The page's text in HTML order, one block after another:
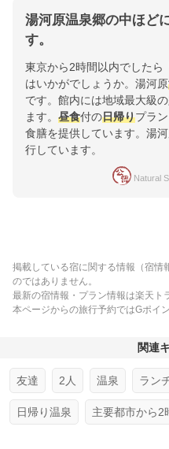
湯河原温泉郷の中ほど
す。
東京から2時間以内でしたら
はいかがでしょうか。湯河原
です。館内には地域最大級
ます。 昼食付の日帰りプラ
食膳を提供しています。湯
行しています。
Natural
掲載している宿に関する情報（宿情
のではありません。
最新の宿情報・プラン情報は楽天ト
本ページからの旅行予約ではGポイ
関連
友達 2人 温泉 ラン
日帰り温泉 主要都市から2